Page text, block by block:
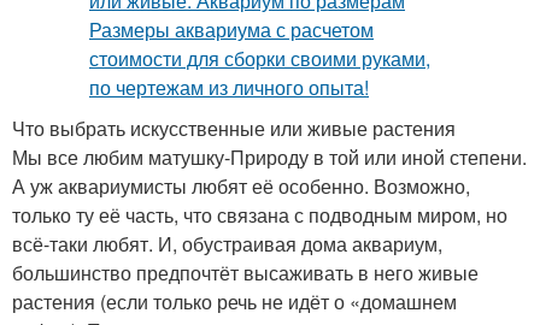
Что выбрать искусственные или живые растения
Мы все любим матушку-Природу в той или иной степени.
А уж аквариумисты любят её особенно. Возможно,
только ту её часть, что связана с подводным миром, но
всё-таки любят. И, обустраивая дома аквариум,
большинство предпочтёт высаживать в него живые
растения (если только речь не идёт о «домашнем